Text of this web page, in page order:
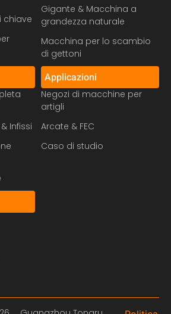
chiave
Gigante & Macchina a
grandezza naturale
Macchina per lo scambio
di gettoni
Infissi
Applicazioni
Negozi di macchine per
artigli
Arcate & FEC
Caso di studio